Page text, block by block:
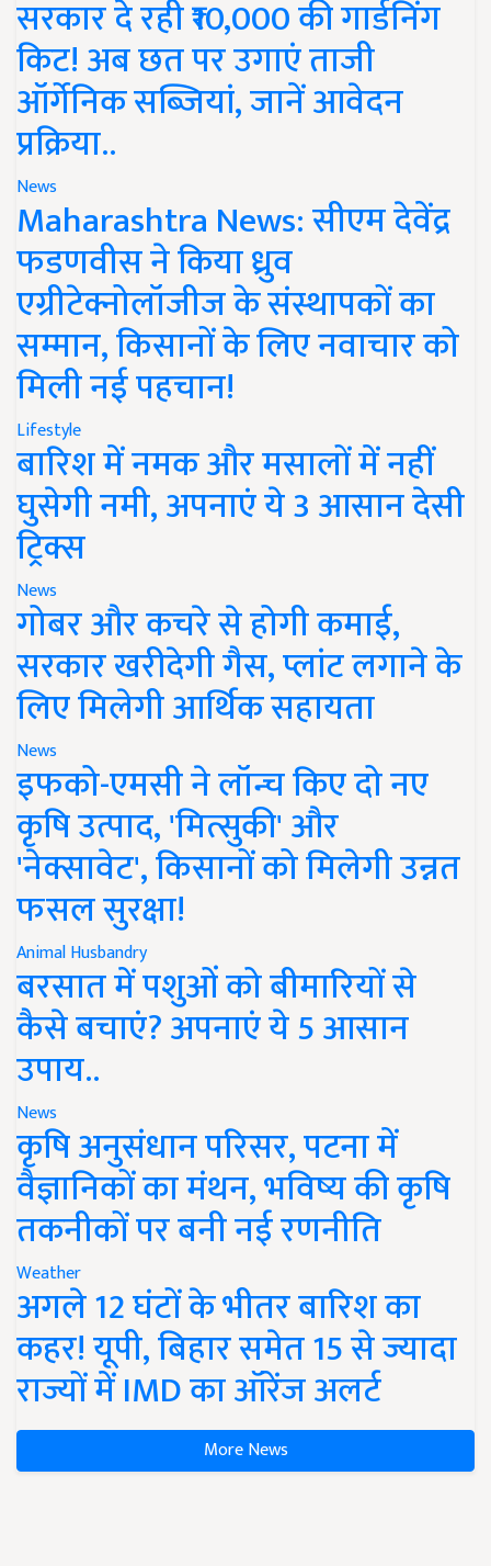
सरकार दे रही ₹10,000 की गार्डनिंग
किट! अब छत पर उगाएं ताजी
ऑर्गेनिक सब्जियां, जानें आवेदन
प्रक्रिया..
News
Maharashtra News: सीएम देवेंद्र
फडणवीस ने किया ध्रुव
एग्रीटेक्नोलॉजीज के संस्थापकों का
सम्मान, किसानों के लिए नवाचार को
मिली नई पहचान!
Lifestyle
बारिश में नमक और मसालों में नहीं
घुसेगी नमी, अपनाएं ये 3 आसान देसी
ट्रिक्स
News
गोबर और कचरे से होगी कमाई,
सरकार खरीदेगी गैस, प्लांट लगाने के
लिए मिलेगी आर्थिक सहायता
News
इफको-एमसी ने लॉन्च किए दो नए
कृषि उत्पाद, 'मित्सुकी' और
'नेक्सावेट', किसानों को मिलेगी उन्नत
फसल सुरक्षा!
Animal Husbandry
बरसात में पशुओं को बीमारियों से
कैसे बचाएं? अपनाएं ये 5 आसान
उपाय..
News
कृषि अनुसंधान परिसर, पटना में
वैज्ञानिकों का मंथन, भविष्य की कृषि
तकनीकों पर बनी नई रणनीति
Weather
अगले 12 घंटों के भीतर बारिश का
कहर! यूपी, बिहार समेत 15 से ज्यादा
राज्यों में IMD का ऑरेंज अलर्ट
More News